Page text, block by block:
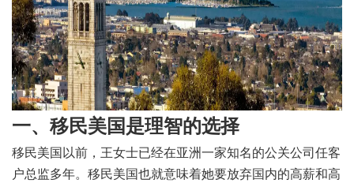
一、移民美国是理智的选择
移民美国以前，王女士已经在亚洲一家知名的公关公司任客
户总监多年。移民美国也就意味着她要放弃国内的高薪和高